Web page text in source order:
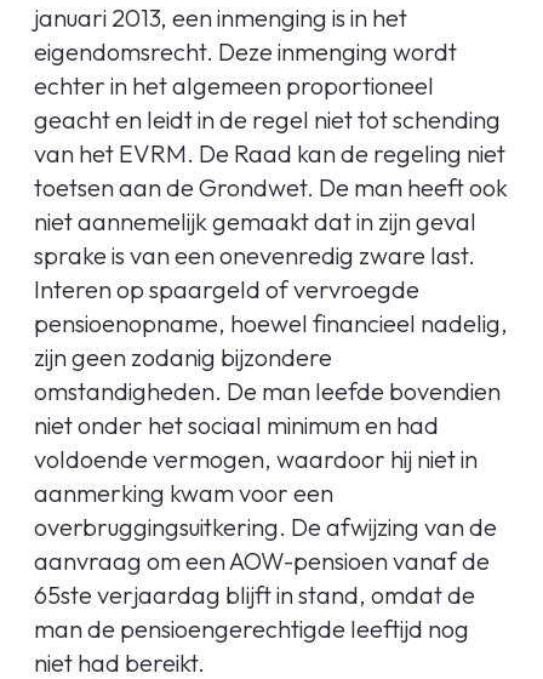
januari 2013, een inmenging is in het
eigendomsrecht. Deze inmenging wordt
echter in het algemeen proportioneel
geacht en leidt in de regel niet tot schending
van het EVRM. De Raad kan de regeling niet
toetsen aan de Grondwet. De man heeft ook
niet aannemelijk gemaakt dat in zijn geval
sprake is van een onevenredig zware last.
Interen op spaargeld of vervroegde
pensioenopname, hoewel financieel nadelig,
zijn geen zodanig bijzondere
omstandigheden. De man leefde bovendien
niet onder het sociaal minimum en had
voldoende vermogen, waardoor hij niet in
aanmerking kwam voor een
overbruggingsuitkering. De afwijzing van de
aanvraag om een AOW-pensioen vanaf de
65ste verjaardag blijft in stand, omdat de
man de pensioengerechtigde leeftijd nog
niet had bereikt.